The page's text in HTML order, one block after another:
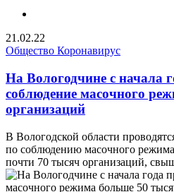
21.02.22
Общество Коронавирус
На Вологодчине с начала
соблюдение масочного
организаций
В Вологодской области
по соблюдению масочного
почти 70 тысяч организаций,